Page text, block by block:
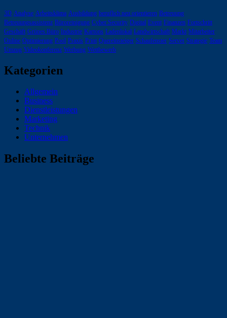
3D Analyse Arbeitsklima Ausbildung beruflich neu orientieren Betreuung
Betreuungsassistenz Büroreinigung Cyber Security Digital Event Finanzen Fortschritt
Geschäft Grünes Büro Industrie Kartons Ladenlokal Landwirtschaft Markt Mitarbeiter
Online Optimierung Pool Praxis Print Quereinsteiger Schaufenster Server Strategie Team
Umzug Videokonferenz Werbung Wettbewerb
Kategorien
Allgemein
Business
Dienstleistungen
Marketing
Technik
Unternehmen
Beliebte Beiträge